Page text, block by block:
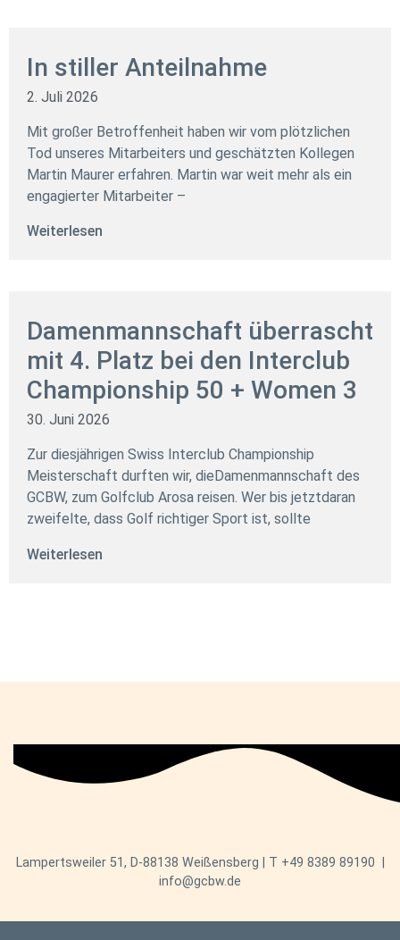
In stiller Anteilnahme
2. Juli 2026
Mit großer Betroffenheit haben wir vom plötzlichen
Tod unseres Mitarbeiters und geschätzten Kollegen
Martin Maurer erfahren. Martin war weit mehr als ein
engagierter Mitarbeiter –
Weiterlesen
Damenmannschaft überrascht
mit 4. Platz bei den Interclub
Championship 50 + Women 3
30. Juni 2026
Zur diesjährigen Swiss Interclub Championship
Meisterschaft durften wir, dieDamenmannschaft des
GCBW, zum Golfclub Arosa reisen. Wer bis jetztdaran
zweifelte, dass Golf richtiger Sport ist, sollte
Weiterlesen
Lampertsweiler 51, D-88138 Weißensberg | T +49 8389 89190
info@gcbw.de